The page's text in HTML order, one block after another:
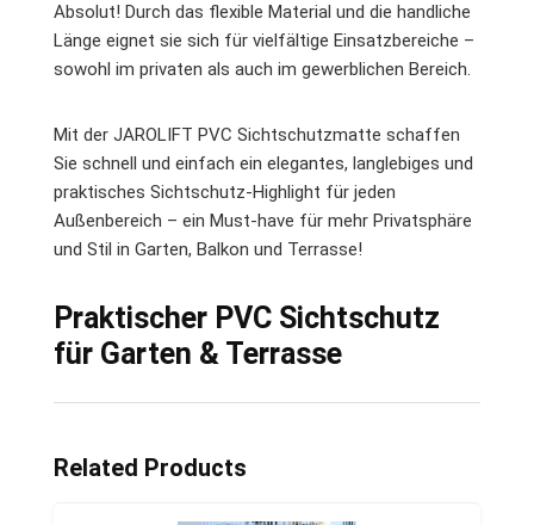
Absolut! Durch das flexible Material und die handliche
Länge eignet sie sich für vielfältige Einsatzbereiche –
sowohl im privaten als auch im gewerblichen Bereich.
Mit der JAROLIFT PVC Sichtschutzmatte schaffen
Sie schnell und einfach ein elegantes, langlebiges und
praktisches Sichtschutz-Highlight für jeden
Außenbereich – ein Must-have für mehr Privatsphäre
und Stil in Garten, Balkon und Terrasse!
Praktischer PVC Sichtschutz
für Garten & Terrasse
Related Products